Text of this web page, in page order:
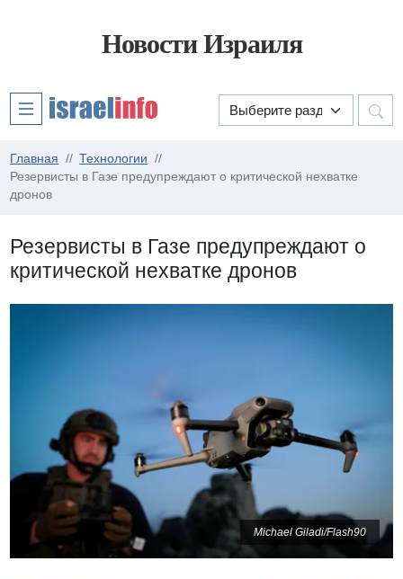
Новости Израиля
Главная
Технологии
Резервисты в Газе предупреждают о критической нехватке
дронов
Резервисты в Газе предупреждают о
критической нехватке дронов
Michael Giladi/Flash90